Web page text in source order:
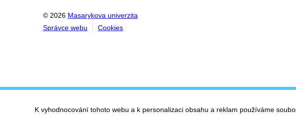
© 2026 Masarykova univerzita
Správce webu
Cookies
K vyhodnocování tohoto webu a k personalizaci obsahu a reklam používáme